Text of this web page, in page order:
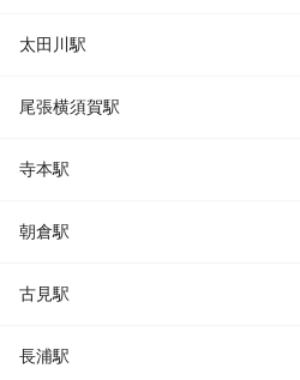
太田川駅
尾張横須賀駅
寺本駅
朝倉駅
古見駅
長浦駅